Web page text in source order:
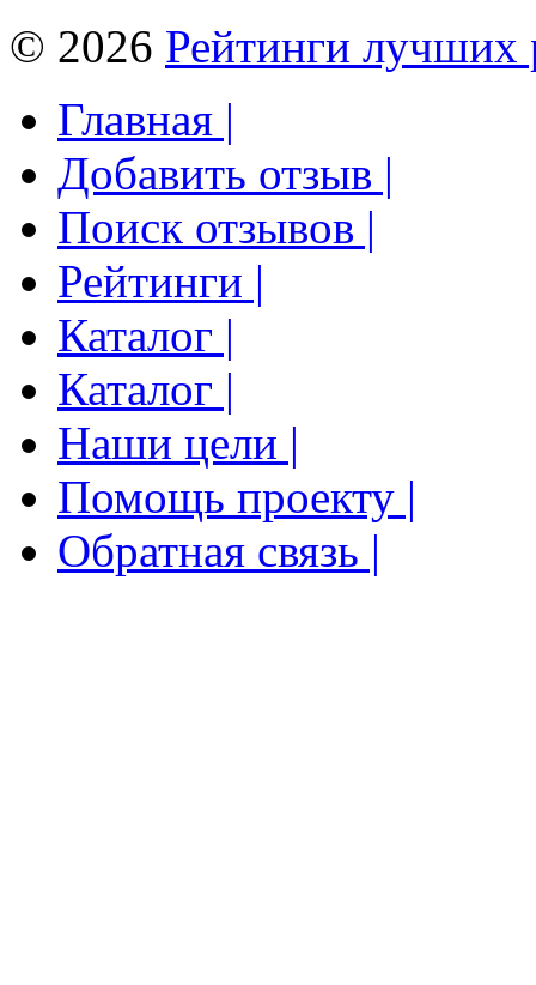
© 2026 Рейтинги лучших
Главная |
Добавить отзыв |
Поиск отзывов |
Рейтинги |
Каталог |
Каталог |
Наши цели |
Помощь проекту |
Обратная связь |